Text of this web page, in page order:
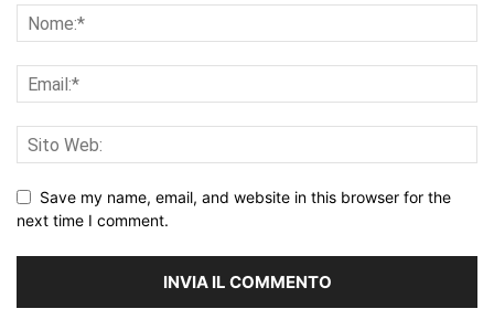
Save my name, email, and website in this browser for the
next time I comment.